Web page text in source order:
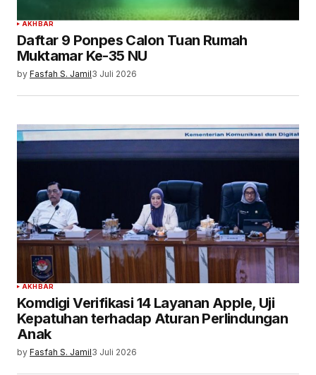
AKHBAR
Daftar 9 Ponpes Calon Tuan Rumah
Muktamar Ke-35 NU
by Fasfah S. Jamil3 Juli 2026
AKHBAR
Komdigi Verifikasi 14 Layanan Apple, Uji
Kepatuhan terhadap Aturan Perlindungan
Anak
by Fasfah S. Jamil3 Juli 2026